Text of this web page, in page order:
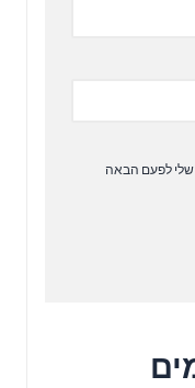
שלי לפעם הבאה